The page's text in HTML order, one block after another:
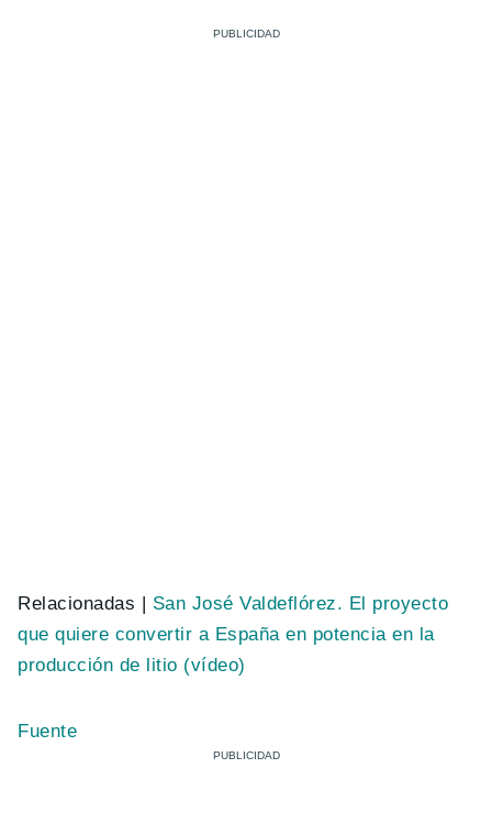
Relacionadas | San José Valdeflórez. El proyecto
que quiere convertir a España en potencia en la
producción de litio (vídeo)
Fuente